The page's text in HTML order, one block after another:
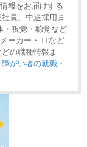
報をお届けする
員、中途採用ま
・視覚・聴覚など
ーカー・ ITなど
の職種情報ま
障がい者の就職・